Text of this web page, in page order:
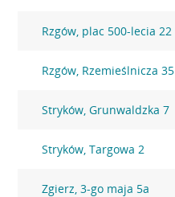
Rzgów, plac 500-lecia 22
Rzgów, Rzemieślnicza 35
Stryków, Grunwaldzka 7
Stryków, Targowa 2
Zgierz, 3-go maja 5a